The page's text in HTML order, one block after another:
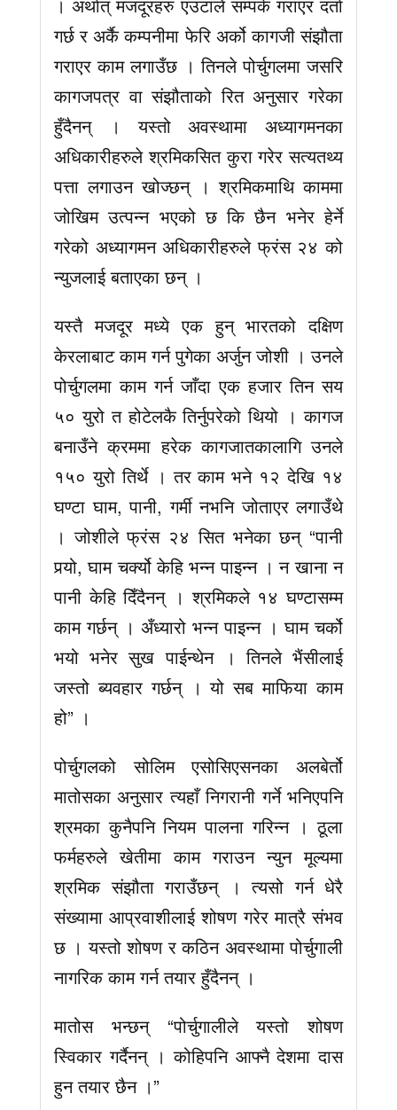
। अर्थात् मजदूरहरु एउटाले सम्पर्क गराएर दर्ता
गर्छ र अर्कै कम्पनीमा फेरि अर्को कागजी संझौता
गराएर काम लगाउँछ । तिनले पोर्चुगलमा जसरि
कागजपत्र वा संझौताको रित अनुसार गरेका
हुँदैनन् । यस्तो अवस्थामा अध्यागमनका
अधिकारीहरुले श्रमिकसित कुरा गरेर सत्यतथ्य
पत्ता लगाउन खोज्छन् । श्रमिकमाथि काममा
जोखिम उत्पन्न भएको छ कि छैन भनेर हेर्ने
गरेको अध्यागमन अधिकारीहरुले फ्रंस २४ को
न्युजलाई बताएका छन् ।
यस्तै मजदूर मध्ये एक हुन् भारतको दक्षिण
केरलाबाट काम गर्न पुगेका अर्जुन जोशी । उनले
पोर्चुगलमा काम गर्न जाँदा एक हजार तिन सय
५० युरो त होटेलकै तिर्नुपरेको थियो । कागज
बनाउँने क्रममा हरेक कागजातकालागि उनले
१५० युरो तिर्थे । तर काम भने १२ देखि १४
घण्टा घाम, पानी, गर्मी नभनि जोताएर लगाउँथे
। जोशीले फ्रंस २४ सित भनेका छन् “पानी
पर्‍यो, घाम चर्क्यो केहि भन्न पाइन्न । न खाना न
पानी केहि दिँदैनन् । श्रमिकले १४ घण्टासम्म
काम गर्छन् । अँध्यारो भन्न पाइन्न । घाम चर्को
भयो भनेर सुख पाईन्थेन । तिनले भैंसीलाई
जस्तो ब्यवहार गर्छन् । यो सब माफिया काम
हो” ।
पोर्चुगलको सोलिम एसोसिएसनका अलबेर्तो
मातोसका अनुसार त्यहाँ निगरानी गर्ने भनिएपनि
श्रमका कुनैपनि नियम पालना गरिन्न । ठूला
फर्महरुले खेतीमा काम गराउन न्युन मूल्यमा
श्रमिक संझौता गराउँछन् । त्यसो गर्न धेरै
संख्यामा आप्रवाशीलाई शोषण गरेर मात्रै संभव
छ । यस्तो शोषण र कठिन अवस्थामा पोर्चुगाली
नागरिक काम गर्न तयार हुँदैनन् ।
मातोस भन्छन् “पोर्चुगालीले यस्तो शोषण
स्विकार गर्दैनन् । कोहिपनि आफ्नै देशमा दास
हुन तयार छैन ।”